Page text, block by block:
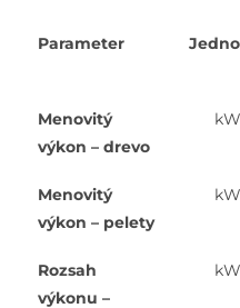
Parameter
Menovitý
výkon – drevo
kW
Menovitý
výkon – pelety
kW
Rozsah
výkonu –
kW